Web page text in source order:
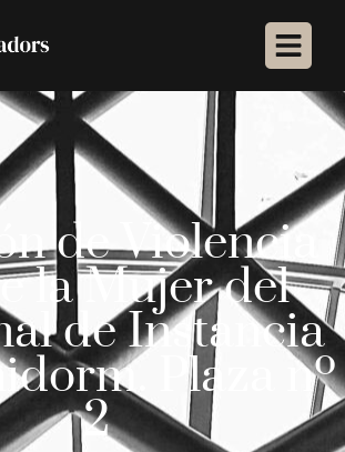
de herramientas
de Violencia
la Mujer del
de Instancia
Plaza nº
2